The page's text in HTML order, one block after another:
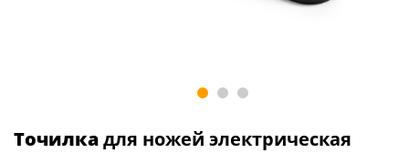
Точилкадля ножей электрическая